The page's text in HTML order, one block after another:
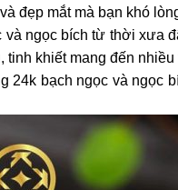
đẹp mắt mà bạn khó
và ngọc bích từ thời xưa
tinh khiết mang đến
24k bạch ngọc và ngọc